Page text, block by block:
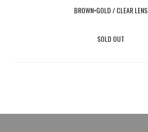
BROWN×GOLD / CLEAR LENS
SOLD OUT